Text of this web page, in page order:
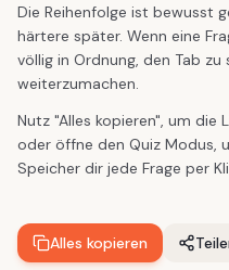
Die Reihenfolge ist bewusst
härtere später. Wenn eine
völlig in Ordnung, den Tab
weiterzumachen.
Nutz "Alles kopieren", um die
oder öffne den Quiz Modus,
Speicher dir jede Frage per
Alles kopieren